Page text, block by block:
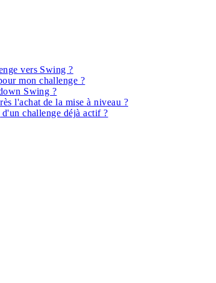
vers Swing ?
mon challenge ?
Swing ?
l'achat de la mise à niveau ?
challenge déjà actif ?